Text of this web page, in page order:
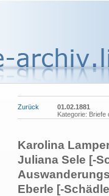
Zurück
01.02.1881
Kategorie: Briefe
Karolina
Juliana Sele [-
Eberle [-